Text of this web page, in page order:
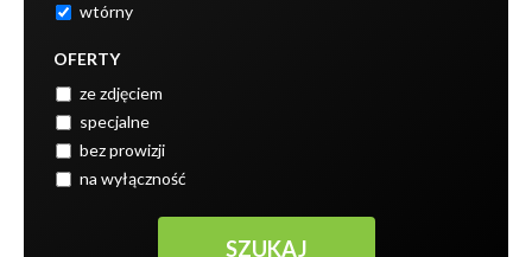
wtórny
OFERTY
ze zdjęciem
specjalne
bez prowizji
na wyłączność